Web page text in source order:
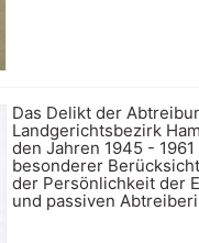
Das Delikt der
Landgerichtsbezirk
den Jahren 1945 -
besonderer
der Persönlichkeit der
und passiven